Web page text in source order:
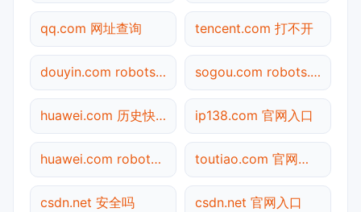
qq.com 网址查询 tencent.com 打不开
douyin.com robots.txt检测 sogou.com robots.txt检测
huawei.com 历史快照 ip138.com 官网入口
huawei.com robots.txt检测 toutiao.com 官网入口
csdn.net 安全吗 csdn.net 官网入口